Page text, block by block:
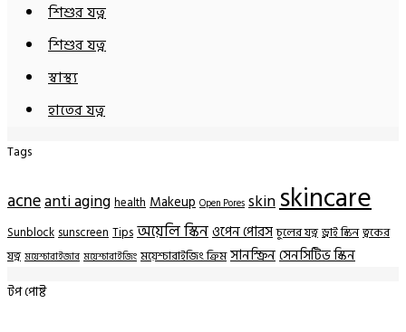
শিশুর যত্ন
শিশুর যত্ন
স্বাস্থ্য
হাতের যত্ন
Tags
acneanti aging health Makeup Open Pores skinskincare
Sunblock sunscreen Tips অয়েলি স্কিনওপেন পোরস চুলের যত্ন ড্রাই স্কিন ত্বকের
যত্ন ময়েশ্চারাইজার ময়েশ্চারাইজিং ময়েশ্চারাইজিং ক্রিম সানস্ক্রিনসেনসিটিভ স্কিন
টপ পোষ্ট